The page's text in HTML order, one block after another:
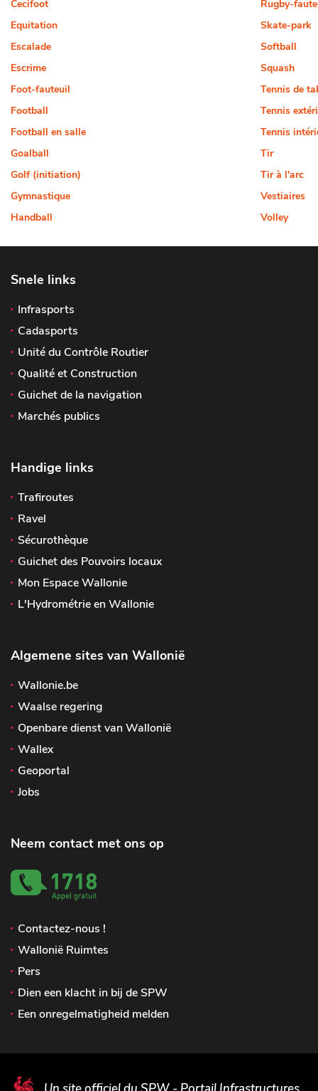
Cecifoot
Rugby-
Equitation
Skate-park
Escalade
Softball
Escrime
Squash
Foot-fauteuil
Tennis de
Football
Tennis
Football en salle
Tennis
Goalball
Tir
Golf (initiation)
Tir à l'arc
Gymnastique
Vestiaires
Handball
Volley
Snele links
Infrasports
Cadasports
Unité du Contrôle Routier
Qualité et Construction
Guichet de la navigation
Marchés publics
Handige links
Trafiroutes
Ravel
Sécurothèque
Guichet des Pouvoirs locaux
Mon Espace Wallonie
L'Hydrométrie en Wallonie
Algemene sites van Wallonië
Wallonie.be
Waalse regering
Openbare dienst van Wallonië
Wallex
Geoportal
Jobs
Neem contact met ons op
Contactez-nous !
Wallonië Ruimtes
Pers
Dien een klacht in bij de SPW
Een onregelmatigheid melden